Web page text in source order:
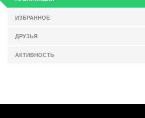
ИЗБРАННОЕ
ДРУЗЬЯ
АКТИВНОСТЬ